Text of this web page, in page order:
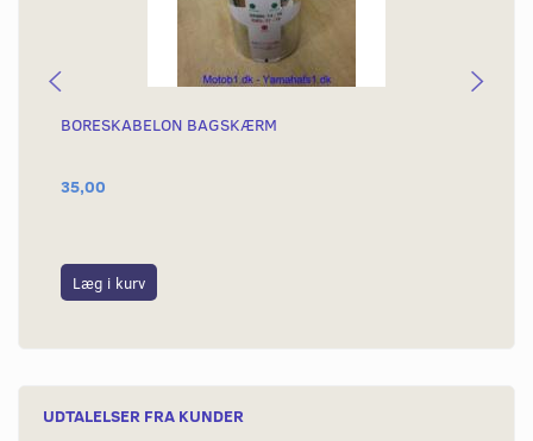
BORESKABELON BAGSKÆRM
35,00
Læg i kurv
UDTALELSER FRA KUNDER